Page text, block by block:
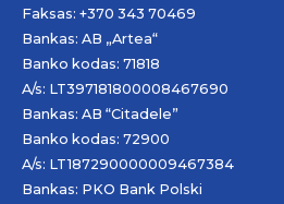
Faksas: +370 343 70469
Bankas: AB „Artea“
Banko kodas: 71818
A/s: LT397181800008467690
Bankas: AB “Citadele”
Banko kodas: 72900
A/s: LT187290000009467384
Bankas: PKO Bank Polski